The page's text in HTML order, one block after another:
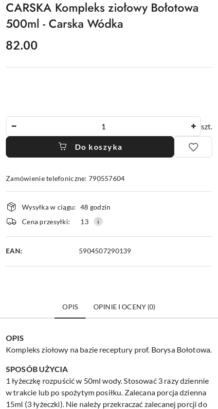
CARSKA Kompleks ziołowy Bołotowa
500ml - Carska Wódka
cena:
82.00
szt.
Do koszyka
Zamówienie telefoniczne: 790557604
Dostępność
i
dostawa
Wysyłka w ciągu: 48 godzin
Cena przesyłki:
13
EAN: 5904507290139
OPIS OPINIE I OCENY (0)
OPIS
Kompleks ziołowy na bazie receptury prof. Borysa Bołotowa.
SPOSÓB UŻYCIA
1 łyżeczkę rozpuścić w 50ml wody. Stosować 3 razy dziennie
w trakcie lub po spożytym posiłku. Zalecana porcja dzienna
15ml (3 łyżeczki). Nie należy przekraczać zalecanej porcji do